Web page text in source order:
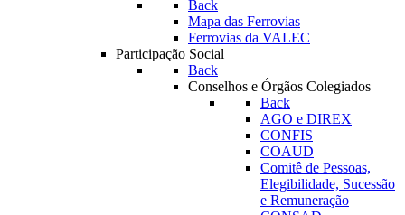
Back
Mapa das Ferrovias
Ferrovias da VALEC
Participação Social
Back
Conselhos e Órgãos Colegiados
Back
AGO e DIREX
CONFIS
COAUD
Comitê de Pessoas,
Elegibilidade, Sucessão
e Remuneração